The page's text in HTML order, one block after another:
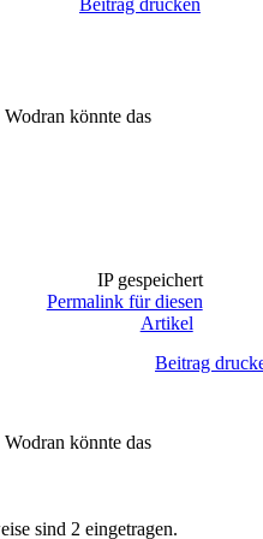
Beitrag drucken
könnte das
IP gespeichert
Permalink für diesen
Artikel
Beitrag
könnte das
sind 2 eingetragen.